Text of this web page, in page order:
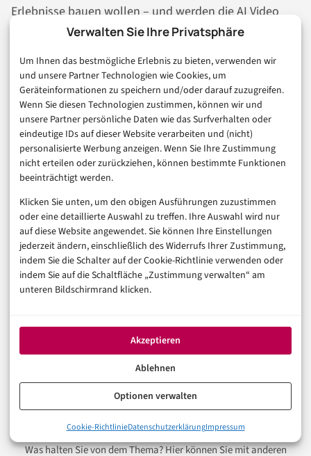
Verwalten Sie Ihre Privatsphäre
Um Ihnen das bestmögliche Erlebnis zu bieten, verwenden wir
und unsere Partner Technologien wie Cookies, um
Geräteinformationen zu speichern und/oder darauf zuzugreifen.
Wenn Sie diesen Technologien zustimmen, können wir und
unsere Partner persönliche Daten wie das Surfverhalten oder
eindeutige IDs auf dieser Website verarbeiten und (nicht)
personalisierte Werbung anzeigen. Wenn Sie Ihre Zustimmung
nicht erteilen oder zurückziehen, können bestimmte Funktionen
beeinträchtigt werden.
Klicken Sie unten, um den obigen Ausführungen zuzustimmen
oder eine detaillierte Auswahl zu treffen. Ihre Auswahl wird nur
auf diese Website angewendet. Sie können Ihre Einstellungen
jederzeit ändern, einschließlich des Widerrufs Ihrer Zustimmung,
indem Sie die Schalter auf der Cookie-Richtlinie verwenden oder
indem Sie auf die Schaltfläche „Zustimmung verwalten“ am
unteren Bildschirmrand klicken.
Akzeptieren
Ablehnen
Optionen verwalten
Cookie-RichtlinieDatenschutzerklärungImpressum
Erlebnisse bauen wollen – und werden die AI Video
Lenses jemals für alle Nutzerinnen und Nutzer
verfügbar sein, oder bleiben sie dauerhaft hinter der
Paywall?
Probieren Sie Easy Lens aus – und schreiben Sie mir,
was bei Ihrem ersten Prompt rausgekommen ist. KI-
Kreativität überrascht nämlich immer wieder. Auch
mich.
AGENTIC AI NEWS PERSONALISIERUNG
In der Reihe Künstliche Intelligenz
Claude Design und Code: Warum der KI-Handoff zählt
Was halten Sie von dem Thema? Hier können Sie mit anderen